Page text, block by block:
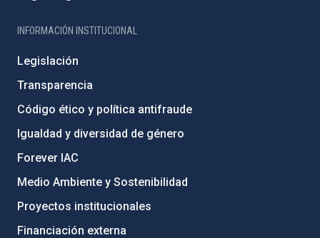
INFORMACIÓN INSTITUCIONAL
Legislación
Transparencia
Código ético y política antifraude
Igualdad y diversidad de género
Forever IAC
Medio Ambiente y Sostenibilidad
Proyectos institucionales
Financiación externa